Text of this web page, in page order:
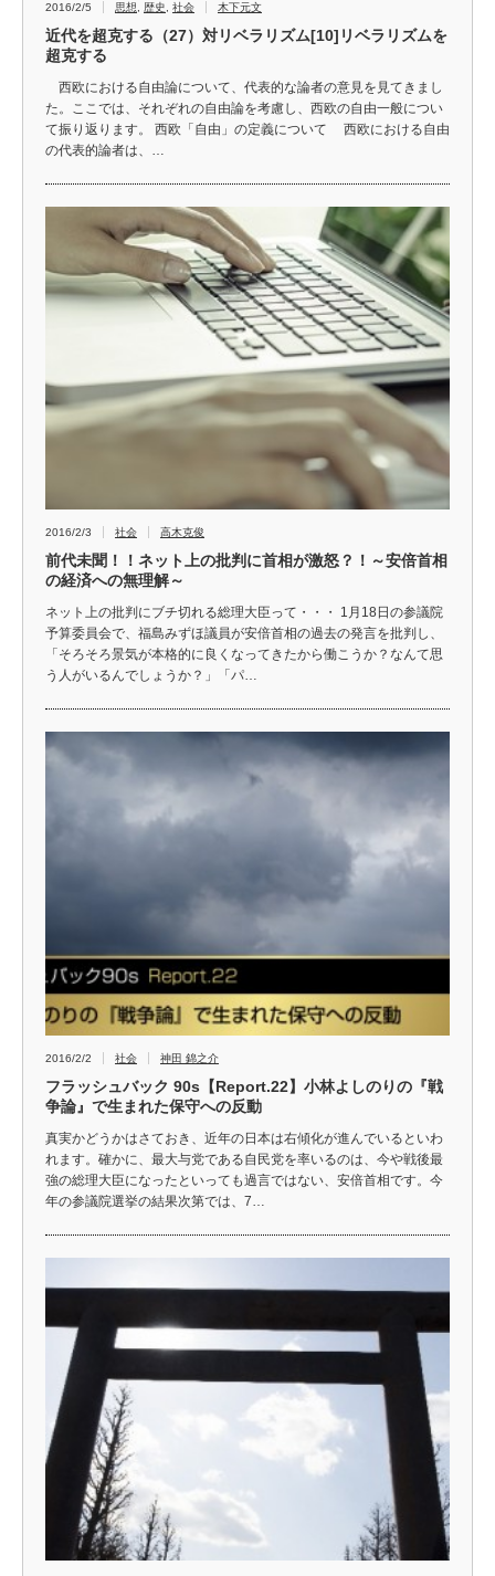
2016/2/5 思想 歴史 社会 木下元文
近代を超克する（27）対リベラリズム[10]リベラリズムを
超克する
西欧における自由論について、代表的な論者の意見を見てきまし
た。ここでは、それぞれの自由論を考慮し、西欧の自由一般につい
て振り返ります。 西欧「自由」の定義について 西欧における自由
の代表的論者は、…
2016/2/3 社会 高木克俊
前代未聞！！ネット上の批判に首相が激怒？！～安倍首相
の経済への無理解～
ネット上の批判にブチ切れる総理大臣って・・・ 1月18日の参議院
予算委員会で、福島みずほ議員が安倍首相の過去の発言を批判し、
「そろそろ景気が本格的に良くなってきたから働こうか？なんて思
う人がいるんでしょうか？」「パ…
2016/2/2 社会 神田 錦之介
フラッシュバック 90s【Report.22】小林よしのりの『戦
争論』で生まれた保守への反動
真実かどうかはさておき、近年の日本は右傾化が進んでいるといわ
れます。確かに、最大与党である自民党を率いるのは、今や戦後最
強の総理大臣になったといっても過言ではない、安倍首相です。今
年の参議院選挙の結果次第では、7…